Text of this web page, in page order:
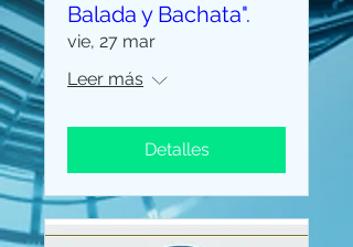
Balada y Bachata".
vie, 27 mar
Leer más
Detalles